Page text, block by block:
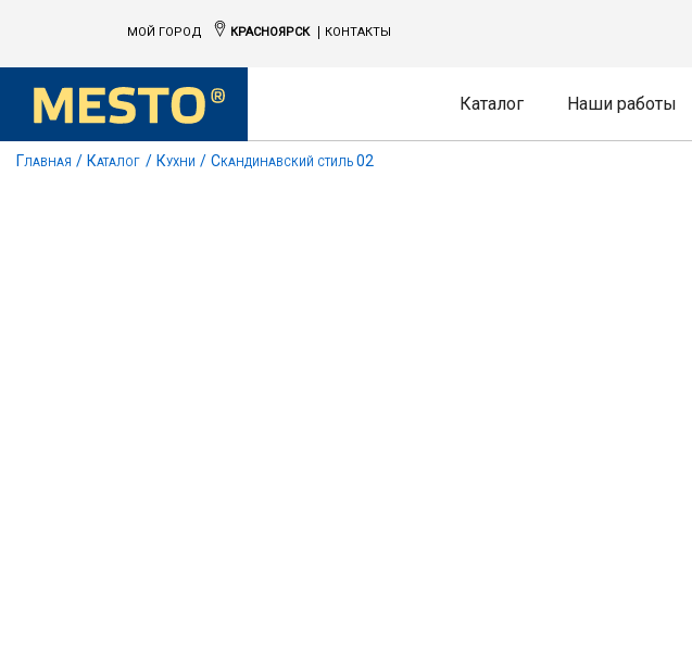
МОЙ ГОРОД КРАСНОЯРСК КОНТАКТЫ
Каталог Наши работы
Главная Каталог Кухни Скандинавский стиль 02